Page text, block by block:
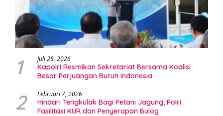
1 Juli 25, 2026
Kapolri Resmikan Sekretariat Bersama Koalisi
Besar Perjuangan Buruh Indonesia
2 Februari 7, 2026
Hindari Tengkulak Bagi Petani Jagung, Polri
Fasilitasi KUR dan Penyerapan Bulog